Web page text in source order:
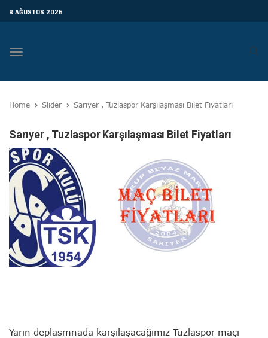
8 AĞUSTOS 2026
Toggle
Home Slider Sarıyer , Tuzlaspor Karşılaşması Bilet Fiyatları
Sarıyer , Tuzlaspor Karşılaşması Bilet Fiyatları
Yarın deplasmnada karşılaşacağımız Tuzlaspor maçı